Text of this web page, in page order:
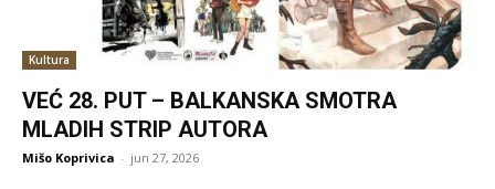
Kultura
VEĆ 28. PUT – BALKANSKA SMOTRA
MLADIH STRIP AUTORA
Mišo Koprivica - jun 27, 2026